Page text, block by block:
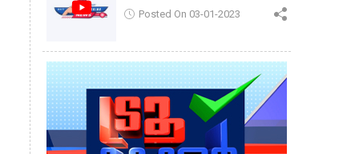
Posted On 03-01-2023